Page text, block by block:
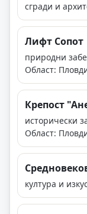
сгради и
Лифт Сопот
природни
Област:
Крепост
исторически
Област:
култура и